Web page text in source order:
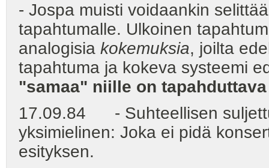
- Jospa muisti voidaankin
tapahtumalle. Ulkoinen
analogisia kokemuksia, joilta
tapahtuma ja kokeva systeemi
"samaa" niille on
17.09.84 - Suhteellisen
yksimielinen: Joka ei pidä
esityksen.